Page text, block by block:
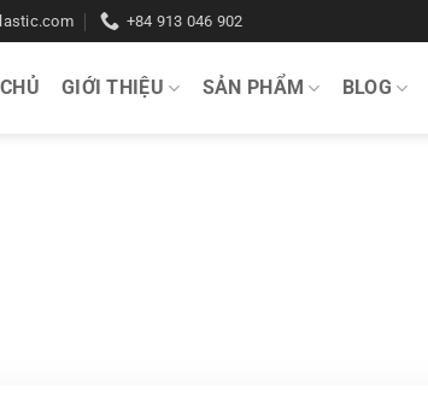
+84 913 046 902
GIỚI THIỆU SẢN PHẨM BLOG